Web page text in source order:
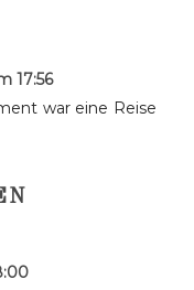
17:56
war eine Reise